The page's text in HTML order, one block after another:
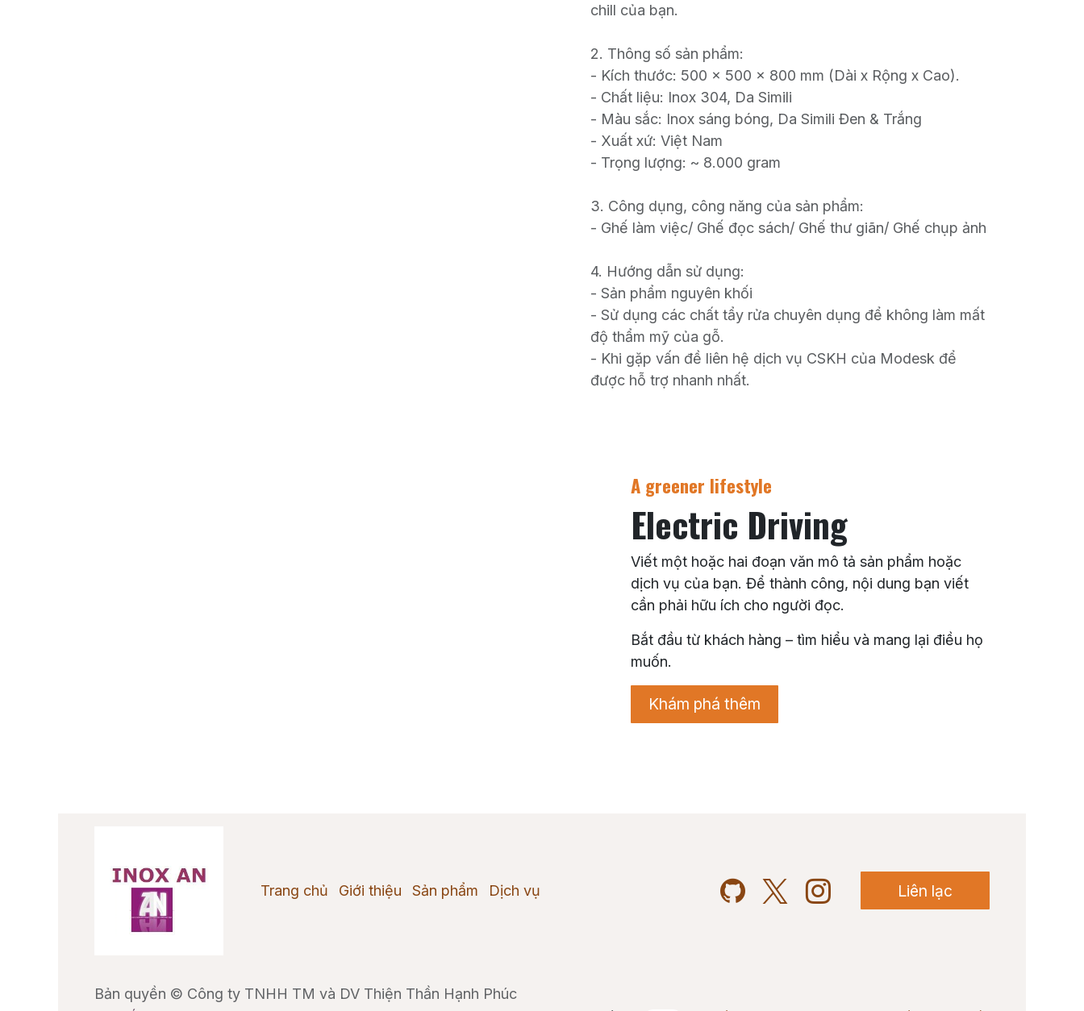
chill của bạn.
2. Thông số sản phẩm:
- Kích thước: 500 x 500 x 800 mm (Dài x Rộng x Cao).
- Chất liệu: Inox 304, Da Simili
- Màu sắc: Inox sáng bóng, Da Simili Đen & Trắng
- Xuất xứ: Việt Nam
- Trọng lượng: ~ 8.000 gram
3. Công dụng, công năng của sản phẩm:
- Ghế làm việc/ Ghế đọc sách/ Ghế thư giãn/ Ghế chụp ảnh
4. Hướng dẫn sử dụng:
- Sản phẩm nguyên khối
- Sử dụng các chất tẩy rửa chuyên dụng để không làm mất
độ thẩm mỹ của gỗ.
- Khi gặp vấn đề liên hệ dịch vụ CSKH của Modesk để
được hỗ trợ nhanh nhất.
A greener lifestyle
Electric Driving
Viết một hoặc hai đoạn văn mô tả sản phẩm hoặc
dịch vụ của bạn. Để thành công, nội dung bạn viết
cần phải hữu ích cho người đọc.
Bắt đầu từ khách hàng – tìm hiểu và mang lại điều họ
muốn.
Khám phá thêm
Trang chủ Giới thiệu Sản phẩm Dịch vụ Liên lạc
Bản quyền © Công ty TNHH TM và DV Thiện Thần Hạnh Phúc